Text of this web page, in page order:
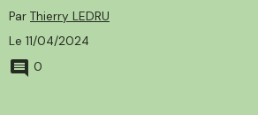
Par Thierry LEDRU
Le 11/04/2024
0